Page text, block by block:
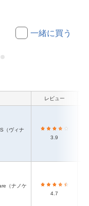
一緒に買う
レビュー
3.9
4.7